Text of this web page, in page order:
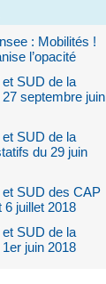
: Mobilités !
l’opacité
SUD de la
septembre juin
SUD de la
du 29 juin
SUD des CAP
6 juillet 2018
SUD de la
juin 2018